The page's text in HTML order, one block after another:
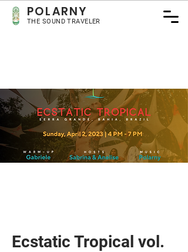
POLARNY
THE SOUND TRAVELER
Ecstatic Tropical vol.